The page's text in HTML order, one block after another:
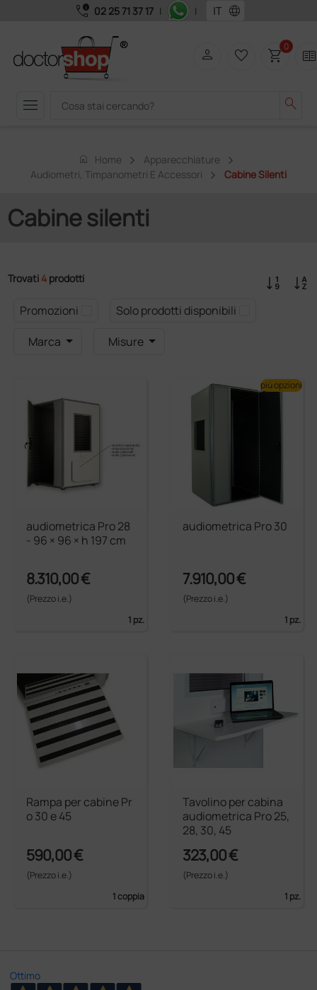
call_quality 02 25 71 37 17 | | language
menu search
person favorite_border shopping_cart0 two_pager
home Home
Apparecchiature
Audiometri, Timpanometri E Accessori
Cabine Silenti
Cabine silenti
Trovati 4 prodotti
Promozioni
Solo prodotti disponibili
Marca
Misure
audiometrica Pro 28
- 96 × 96 × h 197 cm
8.310,00 €
(Prezzo i.e.)
1 pz.
audiometrica Pro 30
7.910,00 €
(Prezzo i.e.)
1 pz.
più opzioni
Rampa per cabine Pr
o 30 e 45
590,00 €
(Prezzo i.e.)
1 coppia
Tavolino per cabina
audiometrica Pro 25,
28, 30, 45
323,00 €
(Prezzo i.e.)
1 pz.
Ottimo